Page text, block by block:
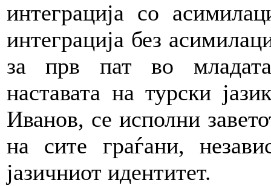
интеграција со
интеграција без
за прв пат во младата
наставата на турски
Иванов, се исполни
на сите граѓани,
јазичниот идентитет.